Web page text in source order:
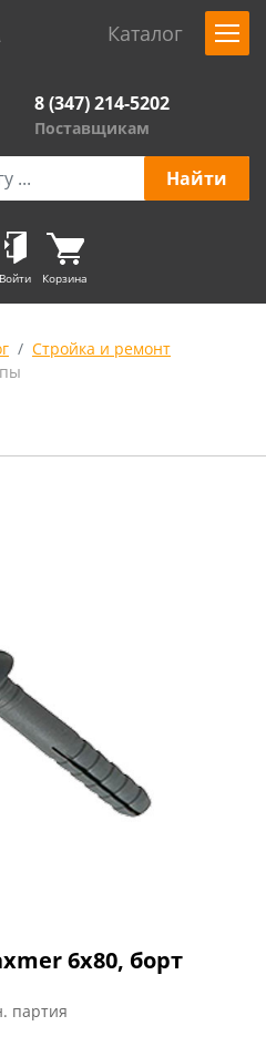
Каталог
8 (347) 214-5202
Поставщикам
Войти Корзина
Стройка и ремонт
6х80, борт
партия